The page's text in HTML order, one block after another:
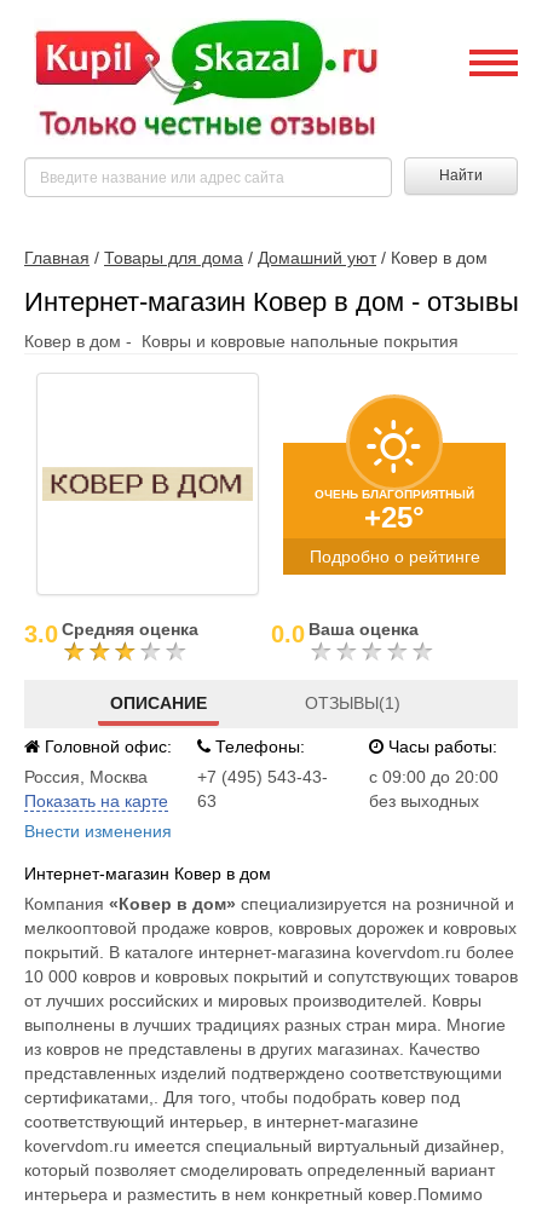
Найти
Главная / Товары для дома / Домашний уют/ Ковер в дом
Интернет-магазин Ковер в дом - отзывы
Ковер в дом - Ковры и ковровые напольные покрытия
ОЧЕНЬ БЛАГОПРИЯТНЫЙ
+25°
Подробно о рейтинге
3.0Средняя оценка 0.0 Ваша оценка
ОПИСАНИЕ ОТЗЫВЫ(1)
Головной офис:
Россия
Москва
Показать на карте
Внести изменения
Телефоны:
+7 (495) 543-43-
63
Часы работы:
c 09:00 до 20:00
без выходных
Интернет-магазин Ковер в дом
Компания «Ковер в дом» специализируется на розничной и
мелкооптовой продаже ковров, ковровых дорожек и ковровых
покрытий. В каталоге интернет-магазина kovervdom.ru более
10 000 ковров и ковровых покрытий и сопутствующих товаров
от лучших российских и мировых производителей. Ковры
выполнены в лучших традициях разных стран мира. Многие
из ковров не представлены в других магазинах. Качество
представленных изделий подтверждено соответствующими
сертификатами,. Для того, чтобы подобрать ковер под
соответствующий интерьер, в интернет-магазине
kovervdom.ru имеется специальный виртуальный дизайнер,
который позволяет смоделировать определенный вариант
интерьера и разместить в нем конкретный ковер.Помимо